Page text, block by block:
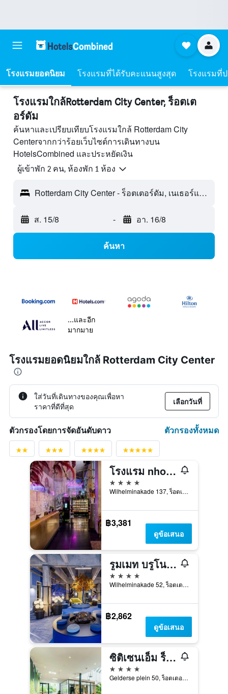
โรงแรมยอดนิยม โรงแรมที่ได้รับคะแนนสูงสุด โรงแรมที่
โรงแรมใกล้Rotterdam City Center, ร็อตเต
อร์ดัม
ค้นหาและเปรียบเทียบโรงแรมใกล้ Rotterdam City
Centerจากกว่าร้อยเว็บไซต์การเดินทางบน
HotelsCombined และประหยัดเงิน
ผู้เข้าพัก 2 คน, ห้องพัก 1 ห้อง
Rotterdam City Center - ร็อตเตอร์ดัม, เนเธอร์แลนด์
ส. 15/8 - อา. 16/8
ค้นหา
...และอีก
มากมาย
โรงแรมยอดนิยมใกล้ Rotterdam City Center
ใส่วันที่เดินทางของคุณเพื่อหา
ราคาที่ดีที่สุด
เลือกวันที่
ตัวกรองโดยการจัดอันดับดาว ตัวกรองทั้งหมด
โรงแรม nhow ร็อตเทอร์ดัม
4 ดาว
Wilhelminakade 137, ร็อตเตอร์ดัม, เซาท์-ฮอลแลนด์, เนเธอร์แลนด์
฿3,381
ดูข้อเสนอ
รูมเมท บรูโน, รอตเตอร์ดัม
4 ดาว
Wilhelminakade 52, ร็อตเตอร์ดัม, เซาท์-ฮอลแลนด์, เนเธอร์แลนด์
฿2,862
ดูข้อเสนอ
ซิติเซนเอ็ม ร็อตเทอร์ดัม
4 ดาว
Gelderse plein 50, ร็อตเตอร์ดัม, เซาท์-ฮอลแลนด์, เนเธอร์แลนด์